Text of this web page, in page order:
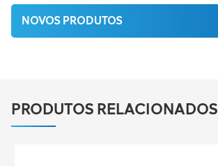
NOVOS PRODUTOS
PRODUTOS RELACIONADOS